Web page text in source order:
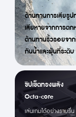
ต้านทานการเสียรู
เสียหายจากการต
ต้านทานริ้วรอยจา
กันน้ำและฝุ่นที่ระดับ
ชิปเซ็ตทรงพลัง
Octa-core
เล่นเกมได้อย่างราบรื่น